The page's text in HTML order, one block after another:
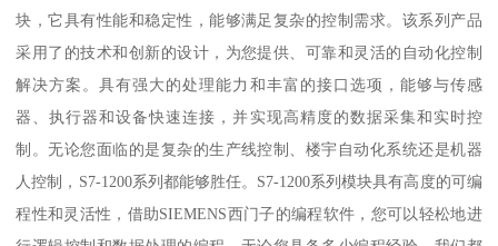
块，它具有性能和稳定性，能够满足复杂的控制需求。该系列产品
采用了的技术和创新的设计，为您提供、可靠和灵活的自动化控制
解决方案。具有强大的处理能力和丰富的接口选项，能够与传感
器、执行器和设备快速连接，并实现高精度的数据采集和实时控
制。无论您面临的是复杂的生产线控制、楼宇自动化系统还是机器
人控制，S7-1200系列都能够胜任。S7-1200系列模块具有高度的可编
程性和灵活性，借助SIEMENS西门子的编程软件，您可以轻松地进